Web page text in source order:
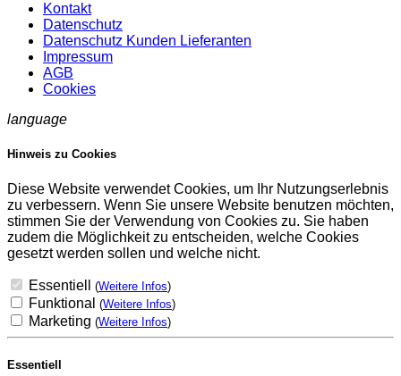
Kontakt
Datenschutz
Datenschutz Kunden Lieferanten
Impressum
AGB
Cookies
language
Hinweis zu Cookies
Diese Website verwendet Cookies, um Ihr Nutzungserlebnis
zu verbessern. Wenn Sie unsere Website benutzen möchten,
stimmen Sie der Verwendung von Cookies zu. Sie haben
zudem die Möglichkeit zu entscheiden, welche Cookies
gesetzt werden sollen und welche nicht.
Essentiell (Weitere Infos)
Funktional (Weitere Infos)
Marketing (Weitere Infos)
Essentiell